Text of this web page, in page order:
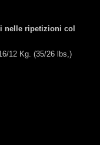
nelle ripetizioni col
12 Kg. (35/26 lbs,)